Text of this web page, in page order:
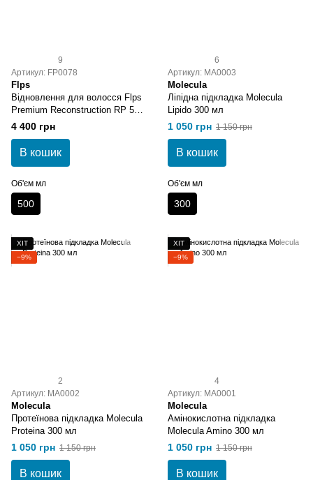
9
Артикул: FP0078
Flps
Відновлення для волосся Flps
Premium Reconstruction RP 500
мл
4 400 грн
В кошик
Об'єм мл
500
6
Артикул: MA0003
Molecula
Ліпідна підкладка Molecula
Lipido 300 мл
1 050 грн 1 150 грн
В кошик
Об'єм мл
300
ХІТ
−9%
2
Артикул: MA0002
Molecula
Протеїнова підкладка Molecula
Proteina 300 мл
1 050 грн 1 150 грн
В кошик
ХІТ
−9%
4
Артикул: MA0001
Molecula
Амінокислотна підкладка
Molecula Amino 300 мл
1 050 грн 1 150 грн
В кошик